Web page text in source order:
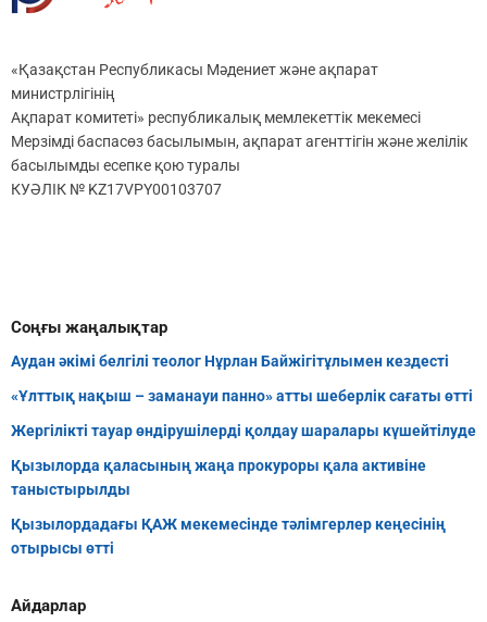
«Қазақстан Республикасы Мәдениет және ақпарат
министрлігінің
Ақпарат комитеті» республикалық мемлекеттік мекемесі
Мерзімді баспасөз басылымын, ақпарат агенттігін және желілік
басылымды есепке қою туралы
КУӘЛІК № KZ17VPY00103707
Соңғы жаңалықтар
Аудан әкімі белгілі теолог Нұрлан Байжігітұлымен кездесті
«Ұлттық нақыш – заманауи панно» атты шеберлік сағаты өтті
Жергілікті тауар өндірушілерді қолдау шаралары күшейтілуде
Қызылорда қаласының жаңа прокуроры қала активіне
таныстырылды
Қызылордадағы ҚАЖ мекемесінде тәлімгерлер кеңесінің
отырысы өтті
Айдарлар